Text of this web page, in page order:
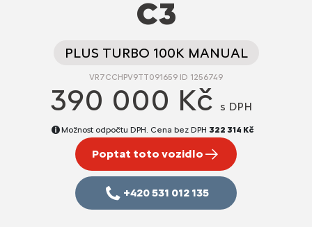
C3
PLUS TURBO 100K MANUAL
VR7CCHPV9TT091659 ID 1256749
390 000 Kč s DPH
Možnost odpočtu DPH. Cena bez DPH 322 314 Kč
Poptat toto vozidlo
+420 531 012 135